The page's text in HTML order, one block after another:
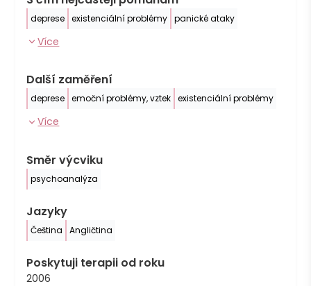
deprese existenciální problémy panické ataky
Více
Další zaměření
deprese emoční problémy, vztek existenciální problémy
Více
Směr výcviku
psychoanalýza
Jazyky
Čeština Angličtina
Poskytuji terapii od roku
2006